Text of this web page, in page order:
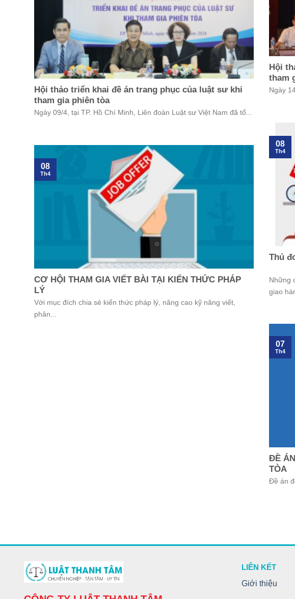
Hội
tham
Ngày
Hội thảo triển khai đề án trang phục của luật sư khi
tham gia phiên tòa
Ngày 09/4, tại TP. Hồ Chí Minh, Liên đoàn Luật sư Việt Nam đã tổ...
Thủ
Những
giao
08
Th4
CƠ HỘI THAM GIA VIẾT BÀI TẠI KIẾN THỨC PHÁP
LÝ
Với mục đích chia sẻ kiến thức pháp lý, nâng cao kỹ năng viết,
phân...
08
Th4
ĐỀ
TÒA
Đề án
07
Th4
LIÊN KẾT
Giới thiệu